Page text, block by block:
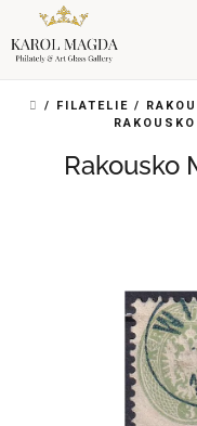
obsah
DOMŮ
/ FILATELIE /
Rakousko